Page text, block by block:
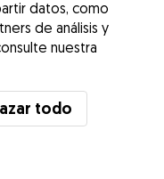
Ver más
datos, como
de análisis y
nuestra
todo